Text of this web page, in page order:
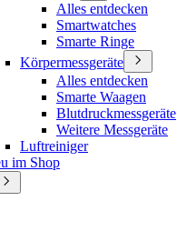
Alles entdecken
Smartwatches
Smarte Ringe
Körpermessgeräte
Alles entdecken
Smarte Waagen
Blutdruckmessgeräte
Weitere Messgeräte
Luftreiniger
im Shop